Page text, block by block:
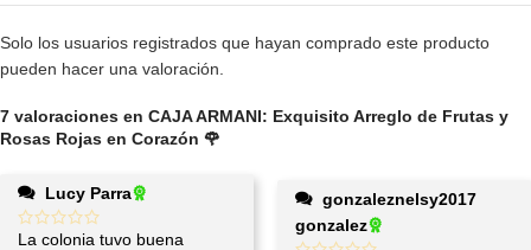
7 valoraciones en CAJA ARMANI: Exquisito Arreglo de Frutas y
Rosas Rojas en Corazón 🌹
Lucy Parra
La colonia tuvo buena
gonzalez
Solo los usuarios registrados que hayan comprado este producto
pueden hacer una valoración.